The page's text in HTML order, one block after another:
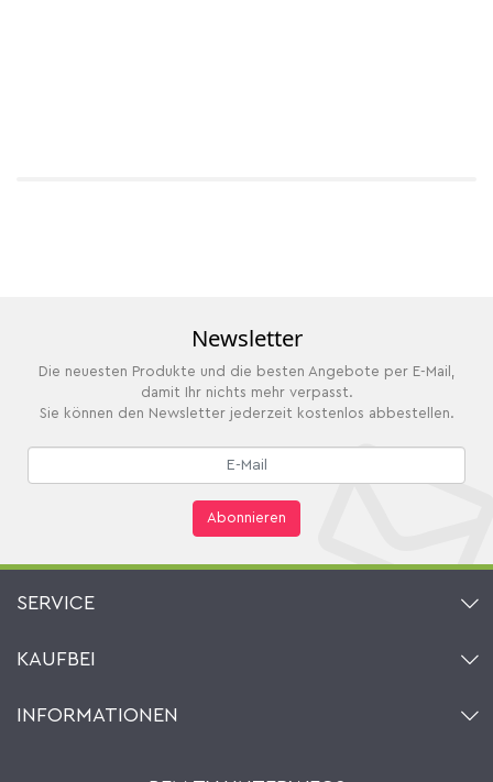
Newsletter
Die neuesten Produkte und die besten Angebote per E-Mail,
damit Ihr nichts mehr verpasst.
Sie können den Newsletter jederzeit kostenlos abbestellen.
Abonnieren
SERVICE
Warenkorb
Mein Wunschzettel
KAUFBEI
Händler & Hersteller
INFORMATIONEN